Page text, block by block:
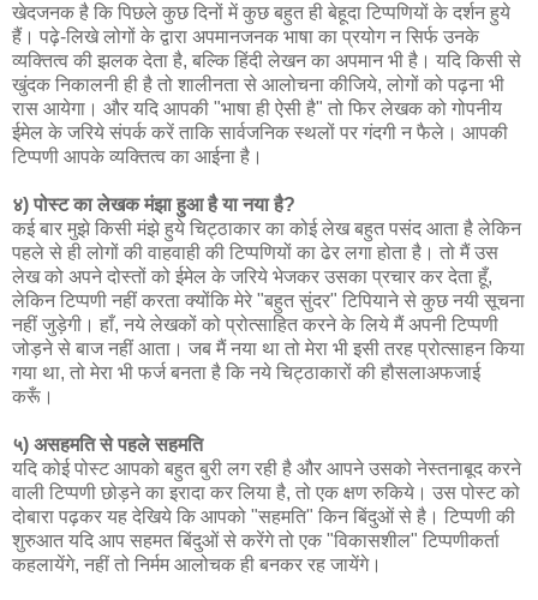
खेदजनक है कि पिछले कुछ दिनों में कुछ बहुत ही बेहूदा टिप्पणियों के दर्शन हुये
हैं। पढ़े-लिखे लोगों के द्वारा अपमानजनक भाषा का प्रयोग न सिर्फ उनके
व्यक्तित्व की झलक देता है, बल्कि हिंदी लेखन का अपमान भी है। यदि किसी से
खुंदक निकालनी ही है तो शालीनता से आलोचना कीजिये, लोगों को पढ़ना भी
रास आयेगा। और यदि आपकी "भाषा ही ऐसी है" तो फिर लेखक को गोपनीय
ईमेल के जरिये संपर्क करें ताकि सार्वजनिक स्थलों पर गंदगी न फैले। आपकी
टिप्पणी आपके व्यक्तित्व का आईना है।
४) पोस्ट का लेखक मंझा हुआ है या नया है?
कई बार मुझे किसी मंझे हुये चिट्ठाकार का कोई लेख बहुत पसंद आता है लेकिन
पहले से ही लोगों की वाहवाही की टिप्पणियों का ढेर लगा होता है। तो मैं उस
लेख को अपने दोस्तों को ईमेल के जरिये भेजकर उसका प्रचार कर देता हूँ,
लेकिन टिप्पणी नहीं करता क्योंकि मेरे "बहुत सुंदर" टिपियाने से कुछ नयी सूचना
नहीं जुड़ेगी। हाँ, नये लेखकों को प्रोत्साहित करने के लिये मैं अपनी टिप्पणी
जोड़ने से बाज नहीं आता। जब मैं नया था तो मेरा भी इसी तरह प्रोत्साहन किया
गया था, तो मेरा भी फर्ज बनता है कि नये चिट्ठाकारों की हौसलाअफजाई
करूँ।
५) असहमति से पहले सहमति
यदि कोई पोस्ट आपको बहुत बुरी लग रही है और आपने उसको नेस्तनाबूद करने
वाली टिप्पणी छोड़ने का इरादा कर लिया है, तो एक क्षण रुकिये। उस पोस्ट को
दोबारा पढ़कर यह देखिये कि आपको "सहमति" किन बिंदुओं से है। टिप्पणी की
शुरुआत यदि आप सहमत बिंदुओं से करेंगे तो एक "विकासशील" टिप्पणीकर्ता
कहलायेंगे, नहीं तो निर्मम आलोचक ही बनकर रह जायेंगे।